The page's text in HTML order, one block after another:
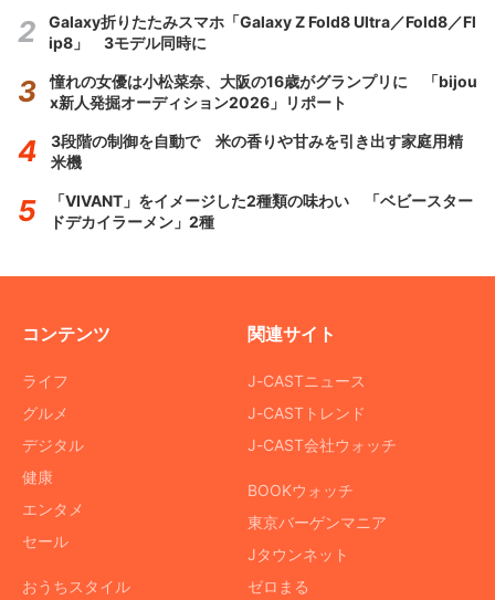
Galaxy折りたたみスマホ「Galaxy Z Fold8 Ultra／Fold8／Fl
ip8」 3モデル同時に
憧れの女優は小松菜奈、大阪の16歳がグランプリに 「bijou
x新人発掘オーディション2026」リポート
3段階の制御を自動で 米の香りや甘みを引き出す家庭用精
米機
「VIVANT」をイメージした2種類の味わい 「ベビースター
ドデカイラーメン」2種
コンテンツ
ライフ
グルメ
デジタル
健康
エンタメ
セール
おうちスタイル
関連サイト
J-CASTニュース
J-CASTトレンド
J-CAST会社ウォッチ
BOOKウォッチ
東京バーゲンマニア
Jタウンネット
ゼロまる